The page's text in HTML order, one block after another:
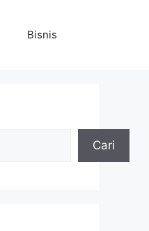
Bisnis
Cari